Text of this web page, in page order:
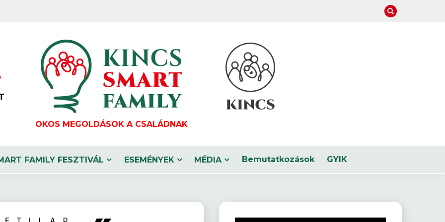
OKOS MEGOLDÁSOK A CSALÁDNAK
FAMILY FESZTIVÁL ESEMÉNYEK MÉDIA Bemutatkozások GYIK